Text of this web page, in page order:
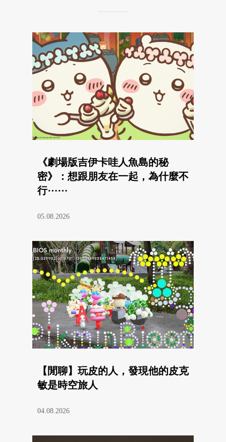
《劇場版吉伊卡哇人魚島的秘
密》：想跟朋友在一起，為什麼不
行⋯⋯
05.08.2026
【閒聊】玩皮的人，發現他的皮克
敏是時空旅人
04.08.2026